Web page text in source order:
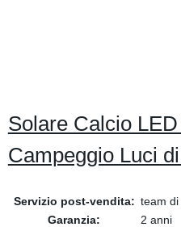
Solare Calcio
Campeggio Luci
Servizio post-vendita: team
Garanzia:
2 anni